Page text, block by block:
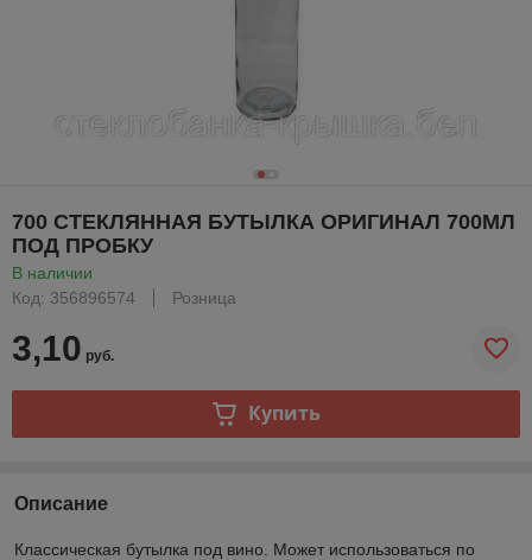
700 СТЕКЛЯННАЯ БУТЫЛКА ОРИГИНАЛ 700МЛ
ПОД ПРОБКУ
В наличии
Код: 356896574
Розница
3,10 руб.
Купить
Описание
Классическая бутылка под вино. Может использоваться по